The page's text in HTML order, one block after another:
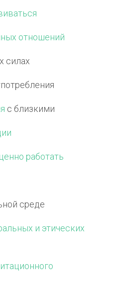
отношений
силах
с близкими
работать
среде
и этических